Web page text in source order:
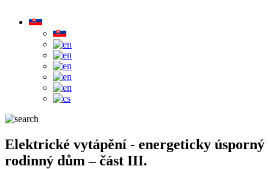
Elektrické vytápění - energeticky úsporný
rodinný dům – část III.